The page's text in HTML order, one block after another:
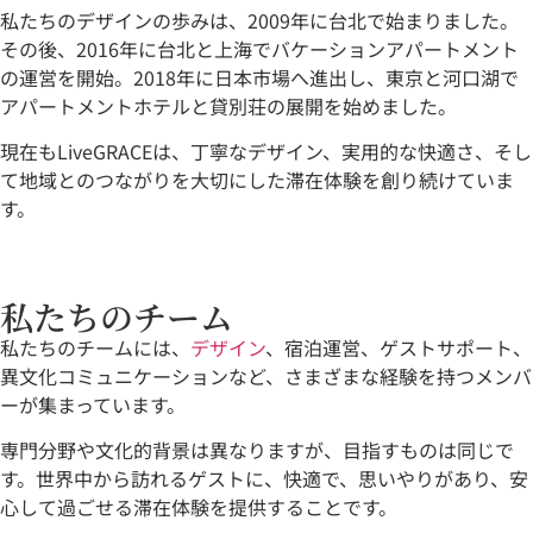
私たちのデザインの歩みは、2009年に台北で始まりました。
その後、2016年に台北と上海でバケーションアパートメント
の運営を開始。2018年に日本市場へ進出し、東京と河口湖で
アパートメントホテルと貸別荘の展開を始めました。
現在もLiveGRACEは、丁寧なデザイン、実用的な快適さ、そし
て地域とのつながりを大切にした滞在体験を創り続けていま
す。
私たちのチーム
私たちのチームには、 デザイン、宿泊運営、ゲストサポート、
異文化コミュニケーションなど、さまざまな経験を持つメンバ
ーが集まっています。
専門分野や文化的背景は異なりますが、目指すものは同じで
す。世界中から訪れるゲストに、快適で、思いやりがあり、安
心して過ごせる滞在体験を提供することです。